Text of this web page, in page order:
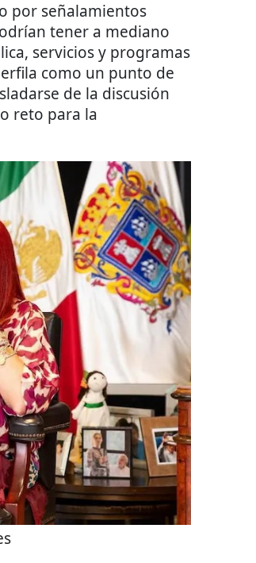
por señalamientos
tener a mediano
servicios y programas
como un punto de
de la discusión
reto para la